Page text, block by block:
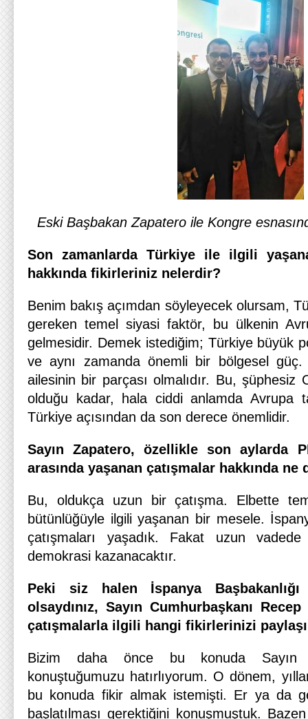
Eski Başbakan Zapatero ile Kongre
Son zamanlarda Türkiye ile ilgili
hakkında fikirleriniz nelerdir?
Benim bakış açımdan söyleyecek olursam,
gereken temel siyasi faktör, bu ülkenin
gelmesidir. Demek istediğim; Türkiye büyük
ve aynı zamanda önemli bir bölgesel
ailesinin bir parçası olmalıdır. Bu, şüphesiz
olduğu kadar, hala ciddi anlamda Avrupa
Türkiye açısından da son derece önemlidir.
Sayın Zapatero, özellikle son aylarda
arasında yaşanan çatışmalar hakkında
Bu, oldukça uzun bir çatışma. Elbette
bütünlüğüyle ilgili yaşanan bir mesele.
çatışmaları yaşadık. Fakat uzun
demokrasi kazanacaktır.
Peki siz halen İspanya
olsaydınız, Sayın Cumhurbaşkanı
çatışmalarla ilgili hangi fikirlerinizi
Bizim daha önce bu konuda Sayın
konuştuğumuzu hatırlıyorum. O dönem,
bu konuda fikir almak istemişti. Er ya da
başlatılması gerektiğini konuşmuştuk.